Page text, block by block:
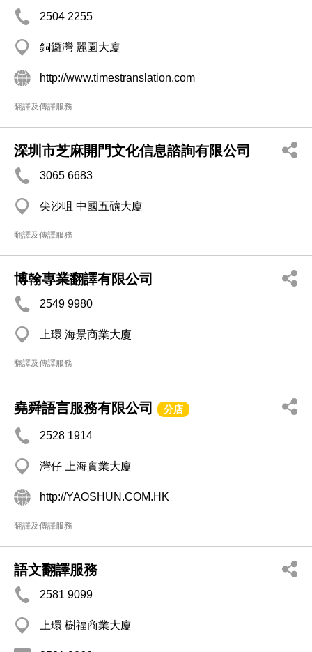
2504 2255
銅鑼灣 麗園大廈
http://www.timestranslation.com
翻譯及傳譯服務
深圳市芝麻開門文化信息諮詢有限公司
3065 6683
尖沙咀 中國五礦大廈
翻譯及傳譯服務
博翰專業翻譯有限公司
2549 9980
上環 海景商業大廈
翻譯及傳譯服務
堯舜語言服務有限公司 分店
2528 1914
灣仔 上海實業大廈
http://YAOSHUN.COM.HK
翻譯及傳譯服務
語文翻譯服務
2581 9099
上環 樹福商業大廈